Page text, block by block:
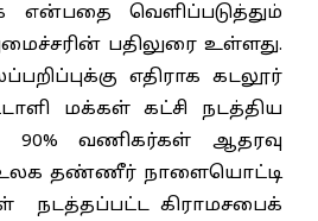
வெளிப்படுத்தும்
பதிலுரை உள்ளது.
எதிராக கடலூர்
மக்கள் கட்சி நடத்திய
90% வணிகர்கள் ஆதரவு
தண்ணீர் நாளையொட்டி
நடத்தப்பட்ட கிராமசபைக்